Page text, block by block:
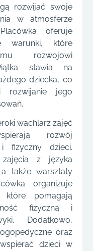
rozwijać swoje
w atmosferze
oferuje
warunki, które
rozwojowi
stawia na
dziecka, co
rozwijanie jego
wachlarz zajęć
rozwój
i fizyczny dzieci.
z języka
także warsztaty
organizuje
które pomagają
fizyczną i
Dodatkowo,
oraz
dzieci w